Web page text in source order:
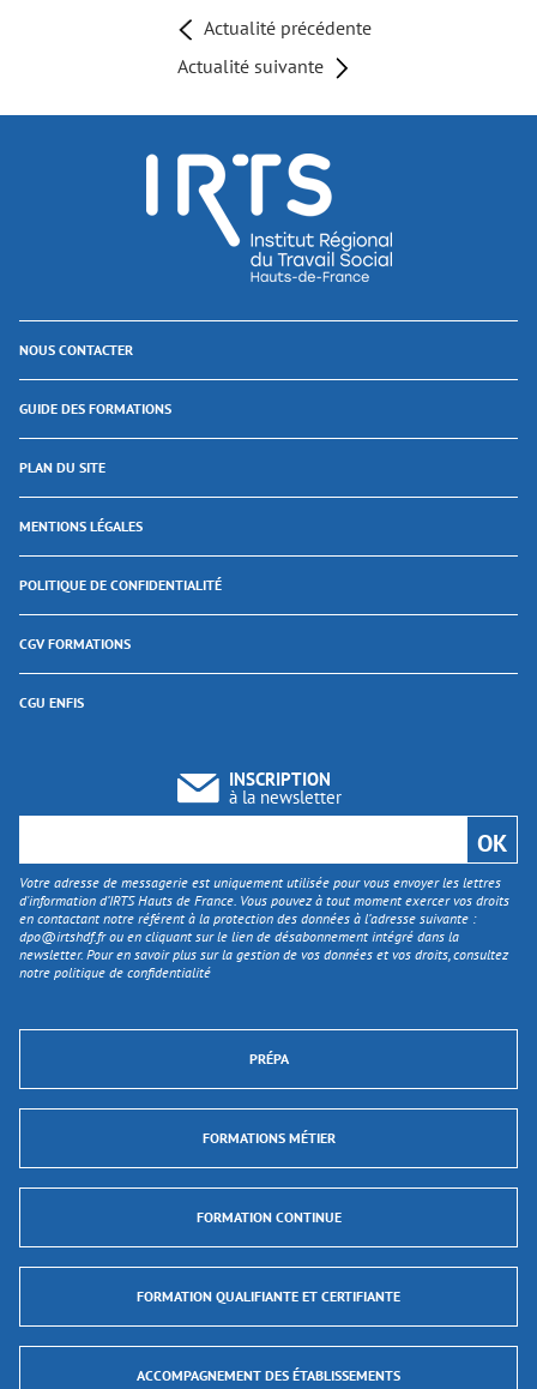
Actualité précédente
Actualité suivante
NOUS CONTACTER
GUIDE DES FORMATIONS
PLAN DU SITE
MENTIONS LÉGALES
POLITIQUE DE CONFIDENTIALITÉ
CGV FORMATIONS
CGU ENFIS
INSCRIPTION
à la newsletter
Votre adresse de messagerie est uniquement utilisée pour vous envoyer les lettres
d'information d’IRTS Hauts de France. Vous pouvez à tout moment exercer vos droits
en contactant notre référent à la protection des données à l’adresse suivante :
dpo@irtshdf.frou en cliquant sur le lien de désabonnement intégré dans la
newsletter. Pour en savoir plus sur la gestion de vos données et vos droits, consultez
notre politique de confidentialité
PRÉPA
FORMATIONS MÉTIER
FORMATION CONTINUE
FORMATION QUALIFIANTE ET CERTIFIANTE
ACCOMPAGNEMENT DES ÉTABLISSEMENTS